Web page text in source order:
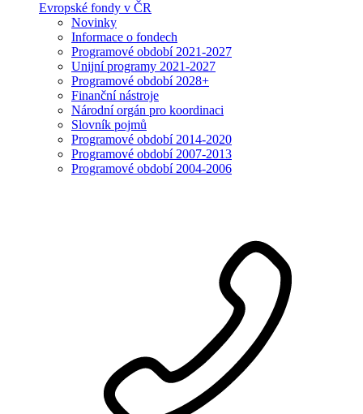
Evropské fondy v ČR
Novinky
Informace o fondech
Programové období 2021-2027
Unijní programy 2021-2027
Programové období 2028+
Finanční nástroje
Národní orgán pro koordinaci
Slovník pojmů
Programové období 2014-2020
Programové období 2007-2013
Programové období 2004-2006